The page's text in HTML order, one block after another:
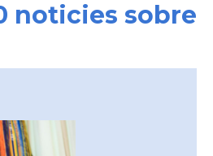
noticies sobre